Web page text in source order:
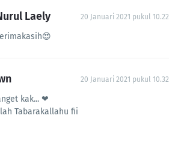
Laely 20 Januari 2021 pukul 10.22
20 Januari 2021 pukul 10.32
kak... ❤
Tabarakallahu fii